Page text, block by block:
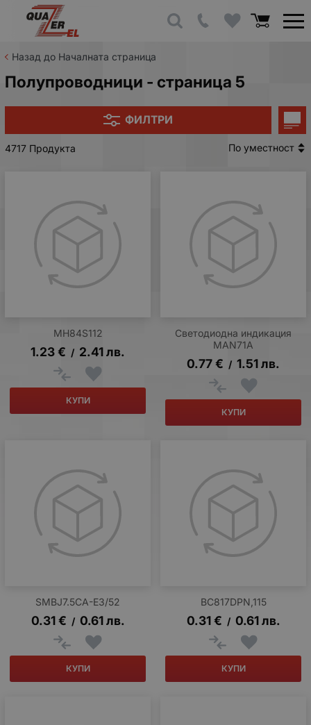
Назад до Началната страница
Полупроводници - страница 5
ФИЛТРИ
4717 Продукта По уместност
MH84S112
1.23€ / 2.41лв.
КУПИ
Светодиодна индикация
MAN71A
0.77€ / 1.51лв.
КУПИ
SMBJ7.5CA-E3/52
0.31 € / 0.61 лв.
КУПИ
BC817DPN,115
0.31 € / 0.61 лв.
КУПИ